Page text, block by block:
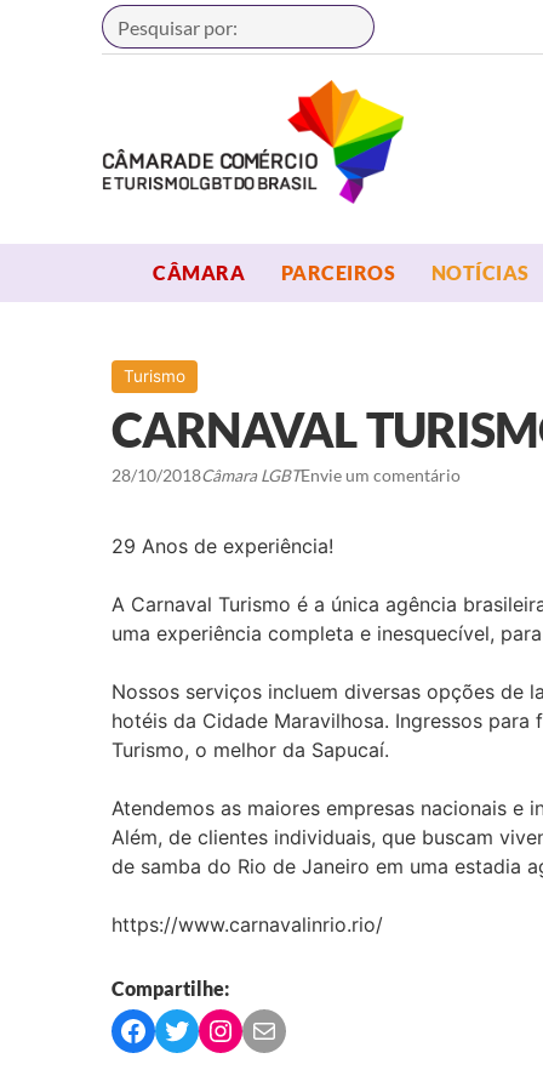
Buscar
CÂMARA OPEN MENU
PARCEIROS OPEN MENU
NOTÍCIAS
Turismo
CARNAVAL
28/10/2018Câmara LGBTEnvie um comentário
29 Anos de experiência!
A Carnaval Turismo é a única agência
uma experiência completa e inesquecível,
Nossos serviços incluem diversas opções de
hotéis da Cidade Maravilhosa. Ingressos
Turismo, o melhor da Sapucaí.
Atendemos as maiores empresas nacionais e
Além, de clientes individuais, que buscam
de samba do Rio de Janeiro em uma estadia
https://www.carnavalinrio.rio/
Compartilhe:
C
C
C
C